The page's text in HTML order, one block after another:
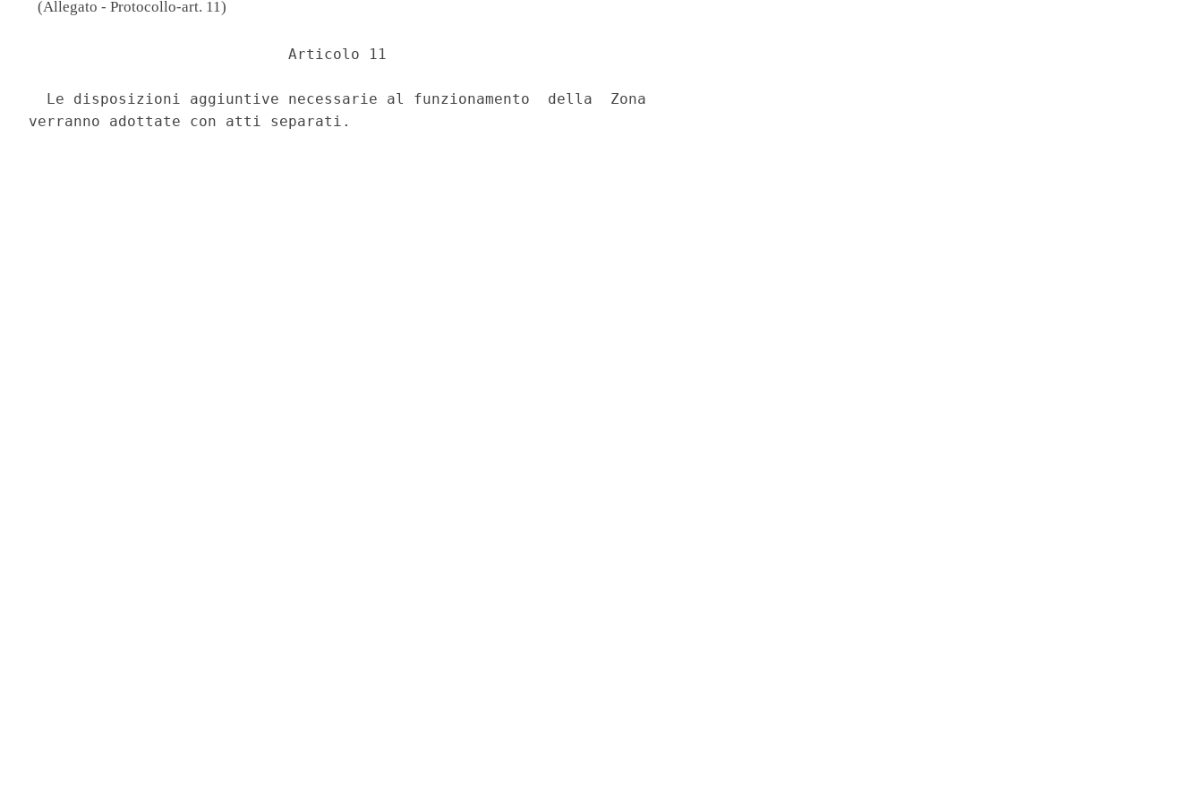
(Allegato - Protocollo-art. 11)
                             Articolo 11
  Le disposizioni aggiuntive necessarie al funzionamento  della  Zona